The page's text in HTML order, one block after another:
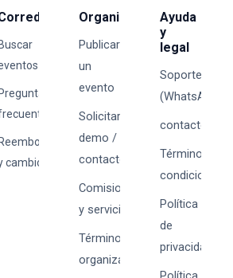
Buscar
Preguntas
Reembolsos
cambios
Organizadores
Publicar
un
evento
Solicitar
demo /
contacto
Comisiones
y servicios
Términos para
organizadores
Ayuda
y
legal
Soporte
(WhatsApp)
Términos y
condiciones
Política
de
privacidad